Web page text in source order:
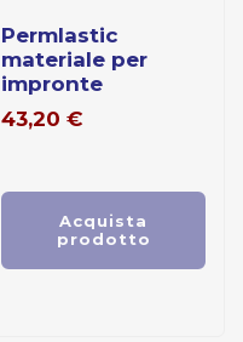
permlastic
materiale per
impronte
43,20 €
Acquista
prodotto